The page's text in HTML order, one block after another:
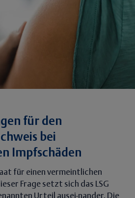
für den
bei
Impfschäden
für einen vermeintlichen
Frage setzt sich das LSG